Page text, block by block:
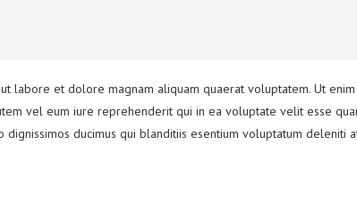
labore et dolore magnam aliquam quaerat voluptatem. Ut
vel eum iure reprehenderit qui in ea voluptate velit esse
ducimus qui blanditiis esentium voluptatum